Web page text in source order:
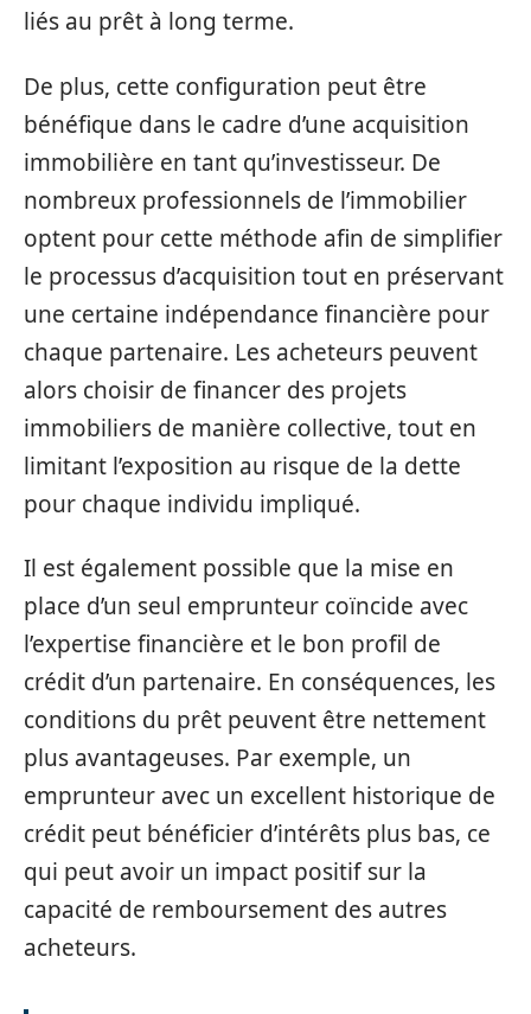
liés au prêt à long terme.
De plus, cette configuration peut être
bénéfique dans le cadre d’une acquisition
immobilière en tant qu’investisseur. De
nombreux professionnels de l’immobilier
optent pour cette méthode afin de simplifier
le processus d’acquisition tout en préservant
une certaine indépendance financière pour
chaque partenaire. Les acheteurs peuvent
alors choisir de financer des projets
immobiliers de manière collective, tout en
limitant l’exposition au risque de la dette
pour chaque individu impliqué.
Il est également possible que la mise en
place d’un seul emprunteur coïncide avec
l’expertise financière et le bon profil de
crédit d’un partenaire. En conséquences, les
conditions du prêt peuvent être nettement
plus avantageuses. Par exemple, un
emprunteur avec un excellent historique de
crédit peut bénéficier d’intérêts plus bas, ce
qui peut avoir un impact positif sur la
capacité de remboursement des autres
acheteurs.